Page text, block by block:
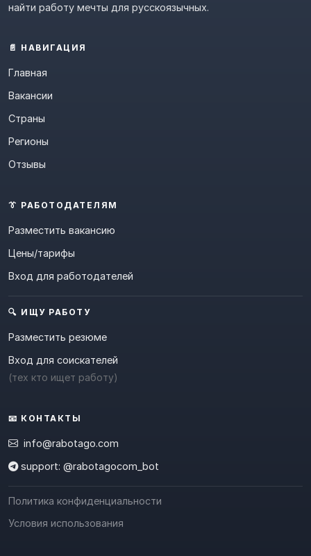
найти работу мечты для русскоязычных.
📄 НАВИГАЦИЯ
Главная
Вакансии
Страны
Регионы
Отзывы
👔 РАБОТОДАТЕЛЯМ
Разместить вакансию
Цены/тарифы
Вход для работодателей
🔍 ИЩУ РАБОТУ
Разместить резюме
Вход для соискателей
(тех кто ищет работу)
📧 КОНТАКТЫ
info@rabotago.com
support: @rabotagocom_bot
Политика конфиденциальности
Условия использования